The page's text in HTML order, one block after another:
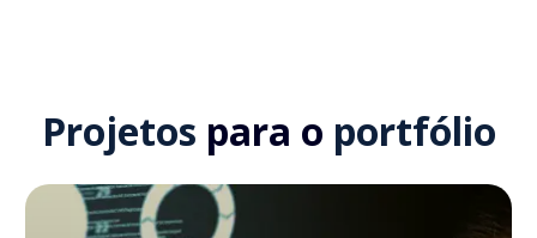
Projetos para o portfólio